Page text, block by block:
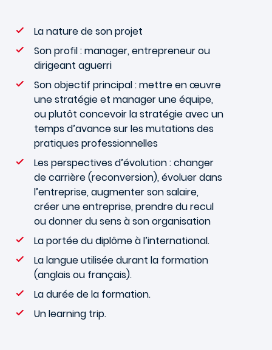
La nature de son projet
Son profil : manager, entrepreneur ou
dirigeant aguerri
Son objectif principal : mettre en œuvre
une stratégie et manager une équipe,
ou plutôt concevoir la stratégie avec un
temps d’avance sur les mutations des
pratiques professionnelles
Les perspectives d’évolution : changer
de carrière (reconversion), évoluer dans
l’entreprise, augmenter son salaire,
créer une entreprise, prendre du recul
ou donner du sens à son organisation
La portée du diplôme à l’international.
La langue utilisée durant la formation
(anglais ou français).
La durée de la formation.
Un learning trip.